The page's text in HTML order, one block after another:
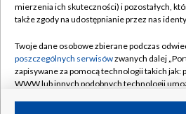
Naziemna Telewizja Cyfrowa
Rada Programowa
System NOS
Informacje o nadawcy
Pomoc
Kontakt
Kanały
mierzenia ich skuteczności) i pozostałych,
także zgody na udostępnianie przez nas
Twoje dane osobowe zbierane podczas
poszczególnych serwisówzwanych dalej
zapisywane za pomocą technologii takich jak:
WWW lub innych podobnych technologii